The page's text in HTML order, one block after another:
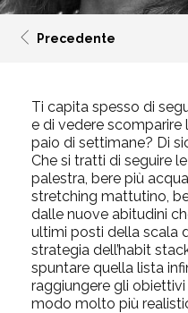
Precedente
Ti capita spesso di
e di vedere
paio di settimane? Di
Che si tratti di seguire
palestra, bere più
stretching mattutino,
dalle nuove abitudini
ultimi posti della scala
strategia dell’habit
spuntare quella lista
raggiungere gli
modo molto più